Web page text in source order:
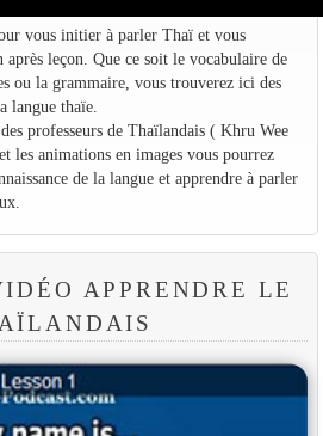
vous initier à parler Thaï et vous
après leçon. Que ce soit le vocabulaire de
ou la grammaire, vous trouverez ici des
langue thaïe.
professeurs de Thaïlandais ( Khru Wee
les animations en images vous pourrez
de la langue et apprendre à parler
APPRENDRE LE